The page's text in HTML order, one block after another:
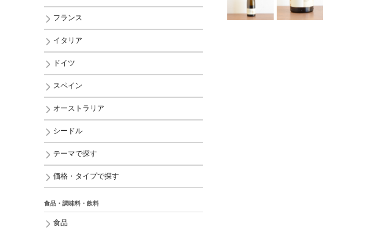
フランス
イタリア
ドイツ
スペイン
オーストラリア
シードル
テーマで探す
価格・タイプで探す
食品・調味料・飲料
食品